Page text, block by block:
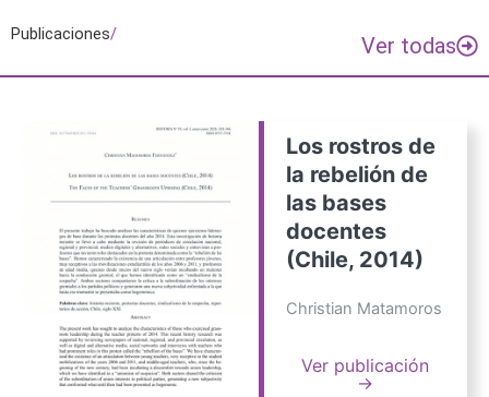
Publicaciones/ Ver todas
Los rostros de
la rebelión de
las bases
docentes
(Chile, 2014)
Christian Matamoros
Ver publicación
→